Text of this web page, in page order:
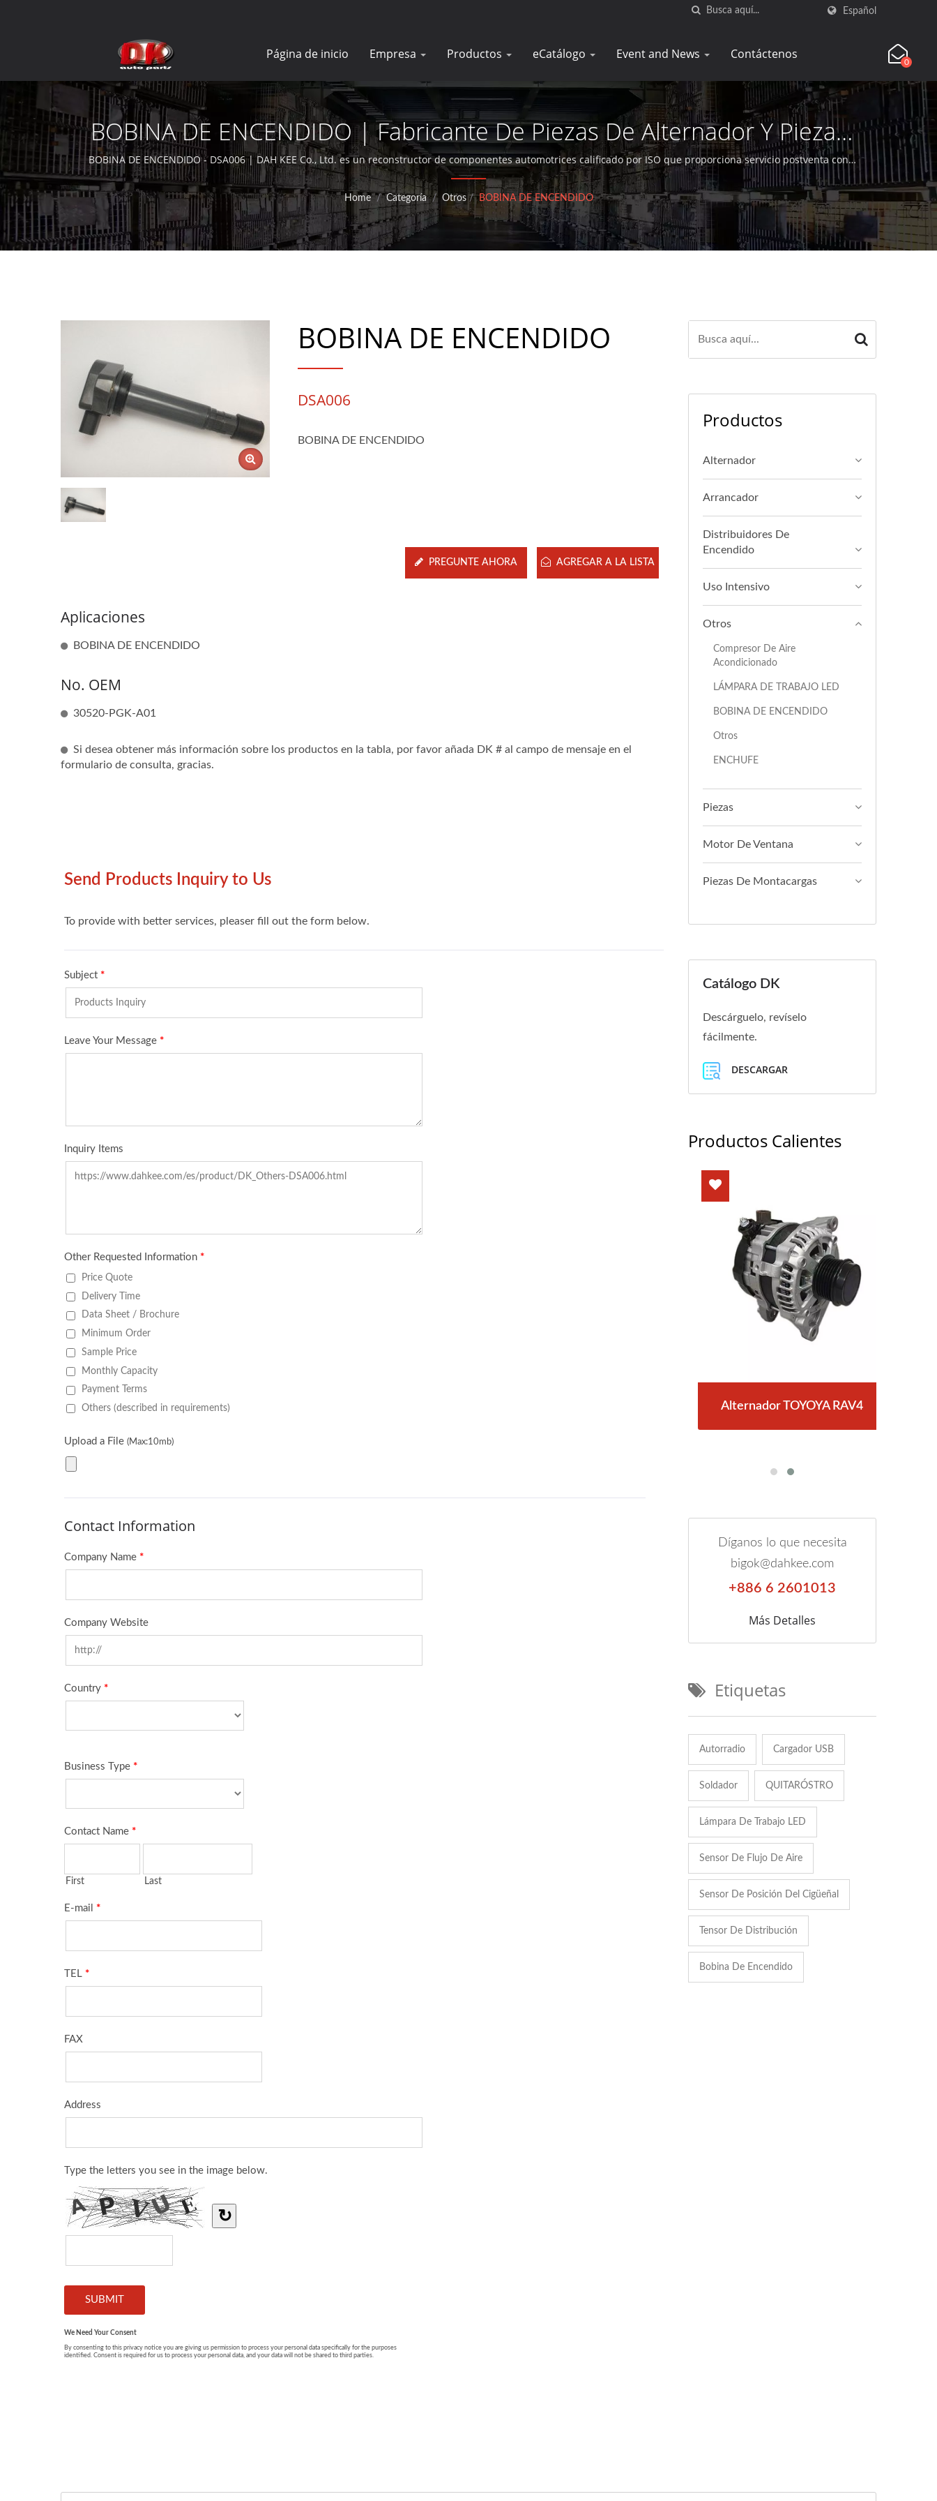
Español
Página de inicio Empresa Productos eCatálogo Event and News Contáctenos
0
BOBINA DE ENCENDIDO | Fabricante De Piezas De Alternador Y Piezas
De Arranque | DK
BOBINA DE ENCENDIDO - DSA006 | DAH KEE Co., Ltd. es un reconstructor de componentes automotrices calificado por ISO que proporciona servicio postventa con
alternadores y motores de arranque durante más de 30 años.
Home / Categoría / Otros / BOBINA DE ENCENDIDO
BOBINA DE ENCENDIDO
DSA006
BOBINA DE ENCENDIDO
AGREGAR A LA LISTA
PREGUNTE AHORA
Aplicaciones
BOBINA DE ENCENDIDO
No. OEM
30520-PGK-A01
Si desea obtener más información sobre los productos en la tabla, por favor añada DK # al campo de mensaje en el
formulario de consulta, gracias.
Productos
Alternador
Arrancador
Distribuidores De
Encendido
Uso Intensivo
Otros
Compresor De Aire
Acondicionado
LÁMPARA DE TRABAJO LED
BOBINA DE ENCENDIDO
Otros
ENCHUFE
Piezas
Motor De Ventana
Piezas De Montacargas
Catálogo DK
Descárguelo, revíselo
fácilmente.
DESCARGAR
Productos Calientes
Arrancador TOYOYA RAV4,
Alternador TOYOYA RAV4
Díganos lo que necesita
bigok@dahkee.com
+886 6 2601013
Más Detalles
Etiquetas
Autorradio Cargador USB
Soldador QUITARÓSTRO
Lámpara De Trabajo LED
Sensor De Flujo De Aire
Sensor De Posición Del Cigüeñal
Tensor De Distribución
Bobina De Encendido